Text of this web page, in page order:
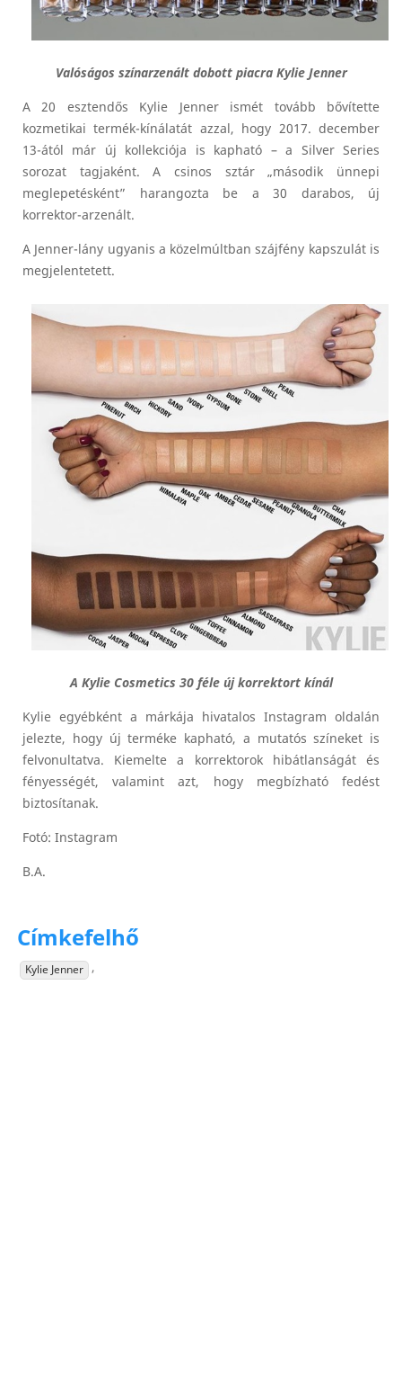
Valóságos színarzenált dobott piacra Kylie Jenner
A 20 esztendős Kylie Jenner ismét tovább bővítette
kozmetikai termék-kínálatát azzal, hogy 2017. december
13-ától már új kollekciója is kapható – a Silver Series
sorozat tagjaként. A csinos sztár „második ünnepi
meglepetésként” harangozta be a 30 darabos, új
korrektor-arzenált.
A Jenner-lány ugyanis a közelmúltban szájfény kapszulát is
megjelentetett.
A Kylie Cosmetics 30 féle új korrektort kínál
Kylie egyébként a márkája hivatalos Instagram oldalán
jelezte, hogy új terméke kapható, a mutatós színeket is
felvonultatva. Kiemelte a korrektorok hibátlanságát és
fényességét, valamint azt, hogy megbízható fedést
biztosítanak.
Fotó: Instagram
B.A.
Címkefelhő
Kylie Jenner ,